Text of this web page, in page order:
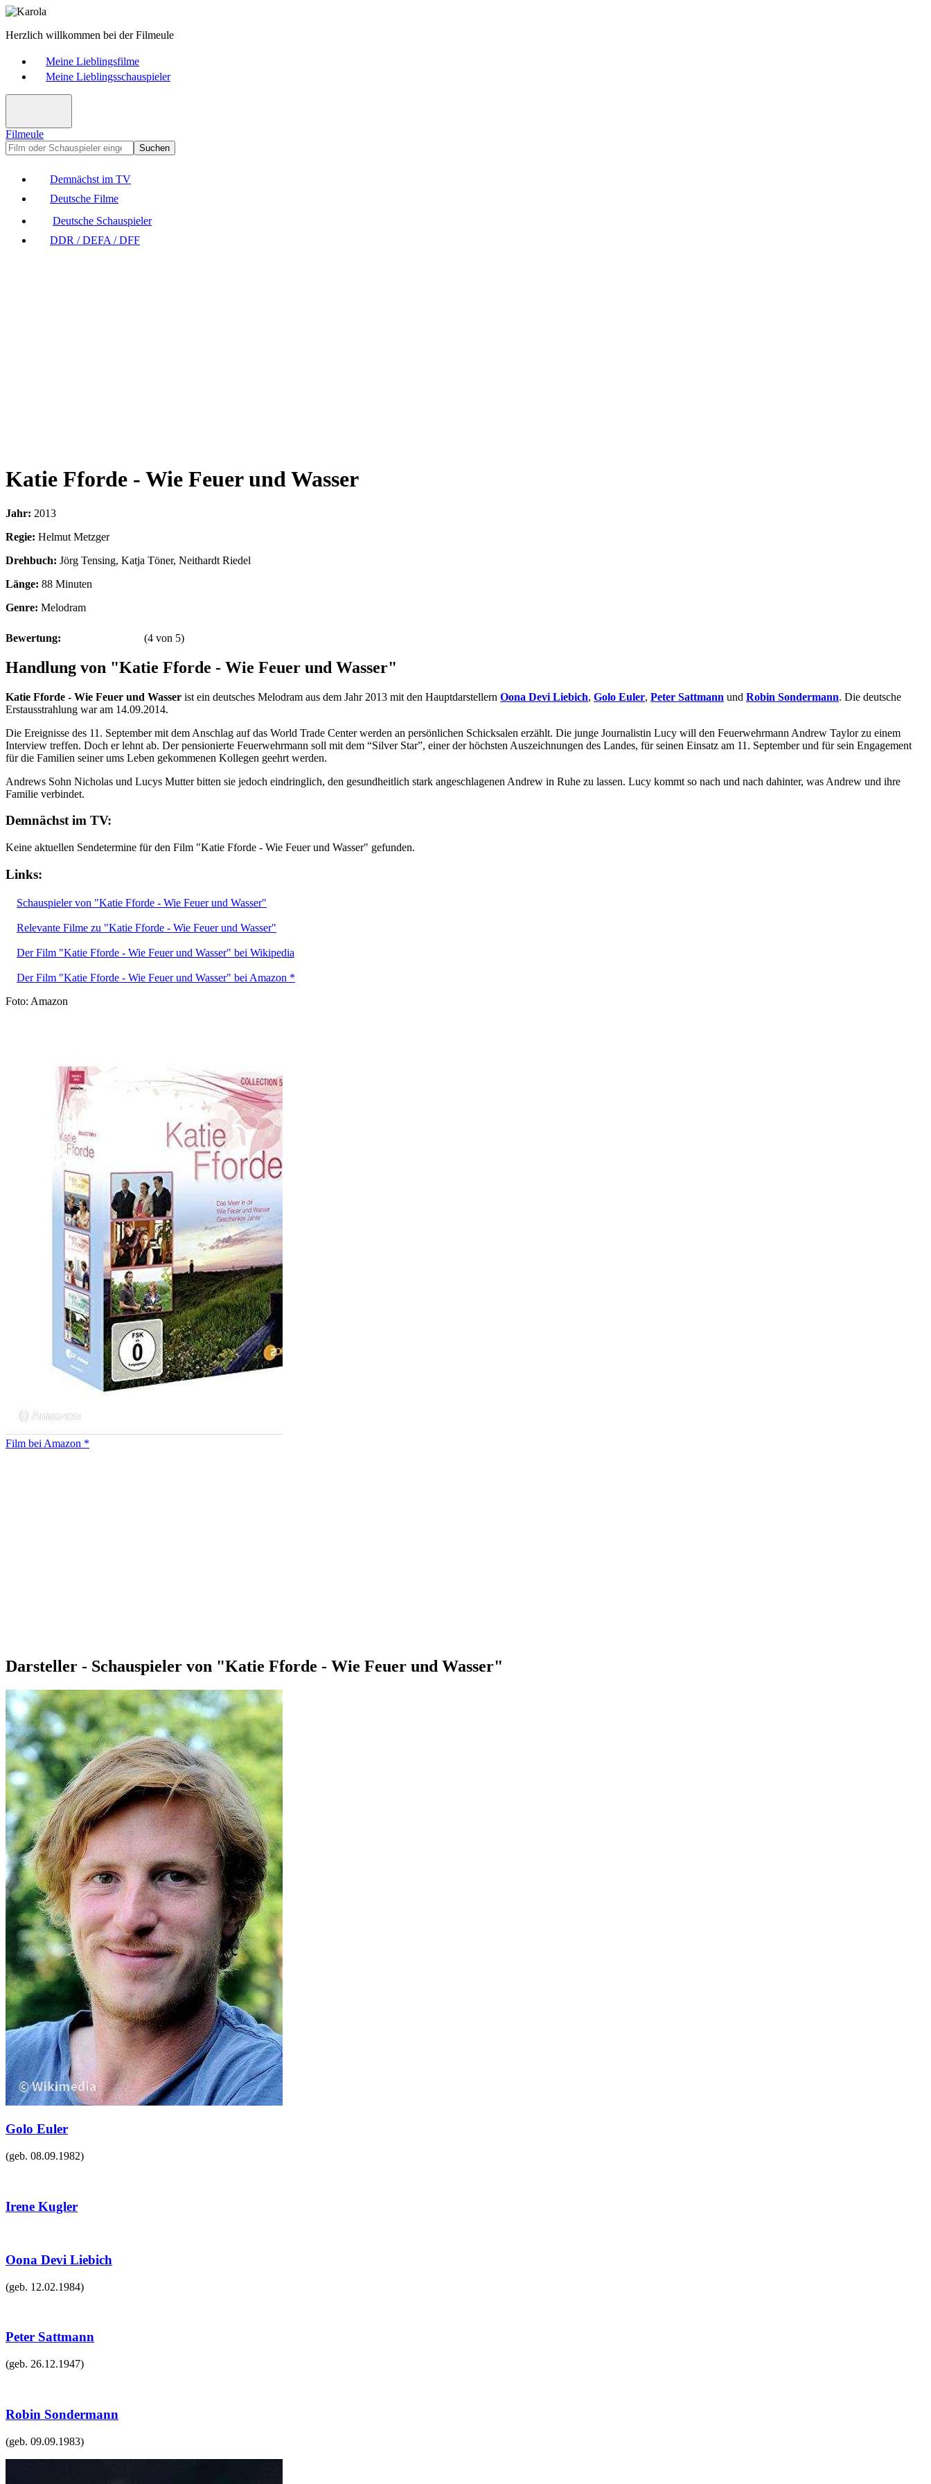
Herzlich willkommen bei der Filmeule
Meine Lieblingsfilme
Meine Lieblingsschauspieler
Filmeule
Suchen
Demnächst im TV
Deutsche Filme
Deutsche Schauspieler
DDR / DEFA / DFF
Katie Fforde - Wie Feuer und Wasser
Jahr: 2013
Regie: Helmut Metzger
Drehbuch: Jörg Tensing, Katja Töner, Neithardt Riedel
Länge: 88 Minuten
Genre: Melodram
Bewertung: (4 von 5)
Handlung von "Katie Fforde - Wie Feuer und Wasser"
Katie Fforde - Wie Feuer und Wasser ist ein deutsches Melodram aus dem Jahr 2013 mit den Hauptdarstellern Oona Devi Liebich, Golo Euler, Peter Sattmann und Robin Sondermann. Die deutsche
Erstausstrahlung war am 14.09.2014.
Die Ereignisse des 11. September mit dem Anschlag auf das World Trade Center werden an persönlichen Schicksalen erzählt. Die junge Journalistin Lucy will den Feuerwehrmann Andrew Taylor zu einem
Interview treffen. Doch er lehnt ab. Der pensionierte Feuerwehrmann soll mit dem “Silver Star”, einer der höchsten Auszeichnungen des Landes, für seinen Einsatz am 11. September und für sein Engagement
für die Familien seiner ums Leben gekommenen Kollegen geehrt werden.
Andrews Sohn Nicholas und Lucys Mutter bitten sie jedoch eindringlich, den gesundheitlich stark angeschlagenen Andrew in Ruhe zu lassen. Lucy kommt so nach und nach dahinter, was Andrew und ihre
Familie verbindet.
Demnächst im TV:
Keine aktuellen Sendetermine für den Film "Katie Fforde - Wie Feuer und Wasser" gefunden.
Links:
Schauspieler von "Katie Fforde - Wie Feuer und Wasser"
Relevante Filme zu "Katie Fforde - Wie Feuer und Wasser"
Der Film "Katie Fforde - Wie Feuer und Wasser" bei Wikipedia
Der Film "Katie Fforde - Wie Feuer und Wasser" bei Amazon *
Foto: Amazon
Film bei Amazon *
Darsteller - Schauspieler von "Katie Fforde - Wie Feuer und Wasser"
Golo Euler
(geb. 08.09.1982)
Irene Kugler
Oona Devi Liebich
(geb. 12.02.1984)
Peter Sattmann
(geb. 26.12.1947)
Robin Sondermann
(geb. 09.09.1983)